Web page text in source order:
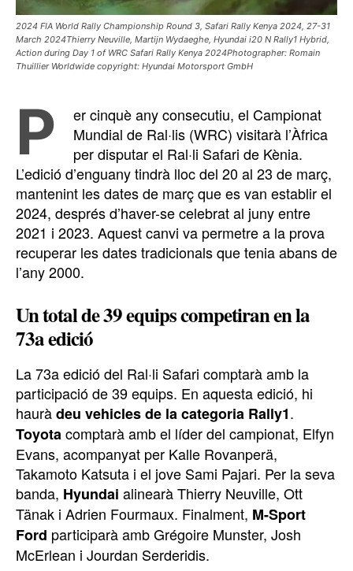
2024 FIA World Rally Championship Round 3, Safari Rally Kenya 2024, 27-31
March 2024Thierry Neuville, Martijn Wydaeghe, Hyundai i20 N Rally1 Hybrid,
Action during Day 1 of WRC Safari Rally Kenya 2024Photographer: Romain
Thuillier Worldwide copyright: Hyundai Motorsport GmbH
P
er cinquè any consecutiu, el Campionat
Mundial de Ral·lis (WRC) visitarà l’Àfrica
per disputar el Ral·li Safari de Kènia.
L’edició d’enguany tindrà lloc del 20 al 23 de març,
mantenint les dates de març que es van establir el
2024, després d’haver-se celebrat al juny entre
2021 i 2023. Aquest canvi va permetre a la prova
recuperar les dates tradicionals que tenia abans de
l’any 2000.
Un total de 39 equips competiran en la
73a edició
La 73a edició del Ral·li Safari comptarà amb la
participació de 39 equips. En aquesta edició, hi
hauràdeu vehicles de la categoria Rally1.
Toyotacomptarà amb el líder del campionat, Elfyn
Evans, acompanyat per Kalle Rovanperä,
Takamoto Katsuta i el jove Sami Pajari. Per la seva
banda, Hyundai alinearà Thierry Neuville, Ott
Tänak i Adrien Fourmaux. Finalment, M-Sport
Ford participarà amb Grégoire Munster, Josh
McErlean i Jourdan Serderidis.